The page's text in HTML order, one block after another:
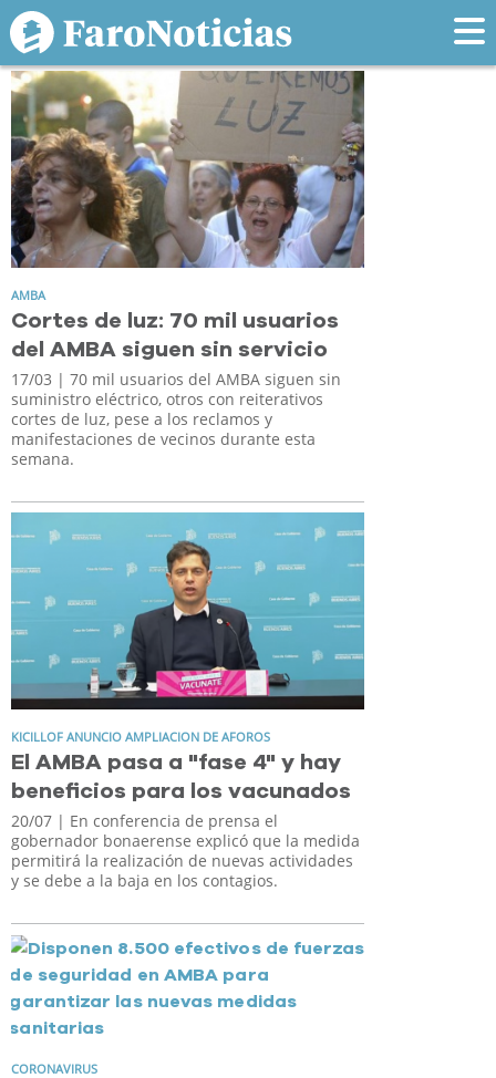
Tag: amba
AMBA
Cortes de luz: 70 mil usuarios
del AMBA siguen sin servicio
17/03 | 70 mil usuarios del AMBA siguen sin
suministro eléctrico, otros con reiterativos
cortes de luz, pese a los reclamos y
manifestaciones de vecinos durante esta
semana.
KICILLOF ANUNCIO AMPLIACION DE AFOROS
El AMBA pasa a "fase 4" y hay
beneficios para los vacunados
20/07 | En conferencia de prensa el
gobernador bonaerense explicó que la medida
permitirá la realización de nuevas actividades
y se debe a la baja en los contagios.
CORONAVIRUS